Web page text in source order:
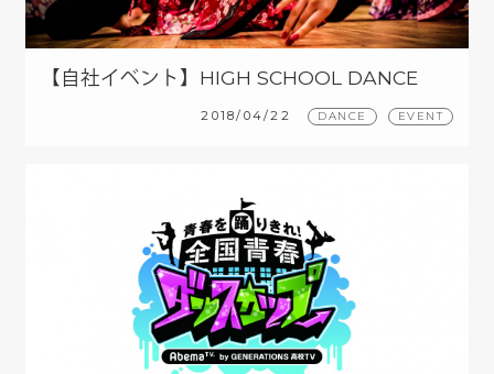
【自社イベント】HIGH SCHOOL DANCE
COMPETITION 20182018/04/22 DANCE EVENT